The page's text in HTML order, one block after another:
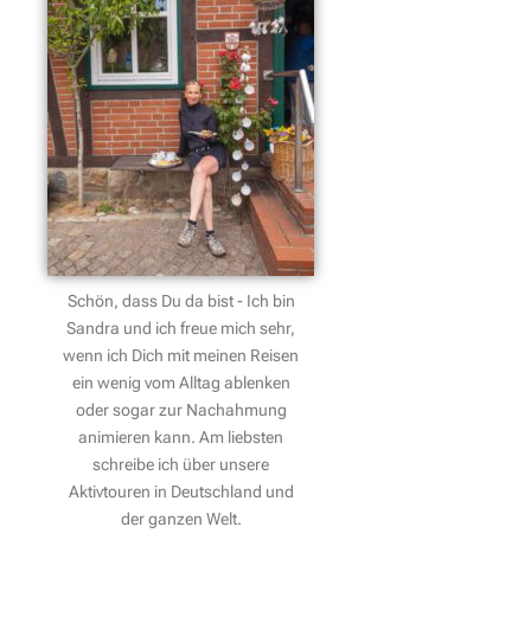
Schön, dass Du da bist - Ich bin
Sandra und ich freue mich sehr,
wenn ich Dich mit meinen Reisen
ein wenig vom Alltag ablenken
oder sogar zur Nachahmung
animieren kann. Am liebsten
schreibe ich über unsere
Aktivtouren in Deutschland und
der ganzen Welt.